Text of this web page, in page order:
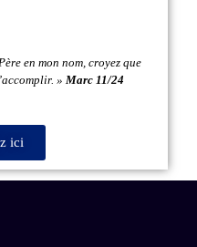
en mon nom, croyez que
»Marc 11/24
ici